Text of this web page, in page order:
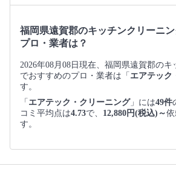
福岡県遠賀郡のキッチンクリーニ
プロ・業者は？
2026年08月08日現在、福岡県遠賀郡の
でおすすめのプロ・業者は「 エアテック
す。
「 エアテック・クリーニング」には49件
コミ平均点は4.73で、 12,880円(税込)～
す。